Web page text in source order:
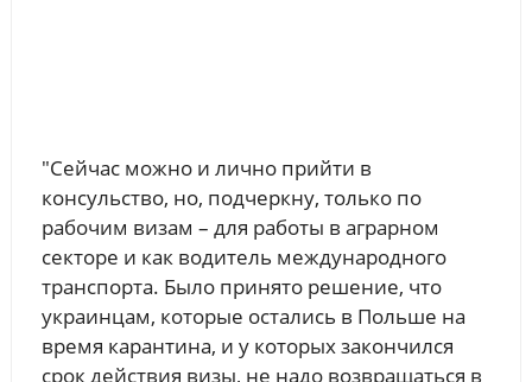
"Сейчас можно и лично прийти в
консульство, но, подчеркну, только по
рабочим визам – для работы в аграрном
секторе и как водитель международного
транспорта. Было принято решение, что
украинцам, которые остались в Польше на
время карантина, и у которых закончился
срок действия визы, не надо возвращаться в